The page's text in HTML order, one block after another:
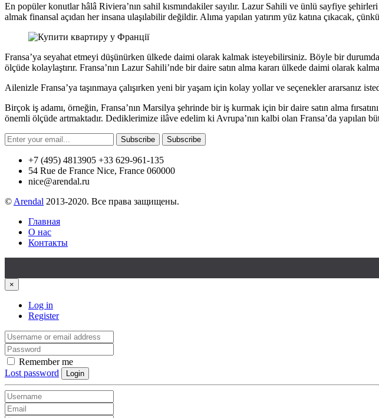
En popüler konutlar hâlâ Riviera’nın sahil kısmındakiler sayılır. Lazur Sahili ve ünlü sayfiye
almak finansal açıdan her insana ulaşılabilir değildir. Alıma yapılan yatırım yüz katına çıkacak,
Fransa’ya seyahat etmeyi düşünürken ülkede daimi olarak kalmak isteyebilirsiniz. Böyle bir
ölçüde kolaylaştırır. Fransa’nın Lazur Sahili’nde bir daire satın alma kararı ülkede daimi olarak
Ailenizle Fransa’ya taşınmaya çalışırken yeni bir yaşam için kolay yollar ve seçenekler
Birçok iş adamı, örneğin, Fransa’nın Marsilya şehrinde bir iş kurmak için bir daire satın alma
önemli ölçüde artmaktadır. Dediklerimize ilâve edelim ki Avrupa’nın kalbi olan Fransa’da yapılan
Subscribe Subscribe
+7 (495) 4813905 +33 629-961-135
54 Rue de France Nice, France 060000
nice@arendal.ru
© Arendal 2013-2020. Все права защищены.
Главная
О нас
Контакты
×
Log in
Register
Remember me
Lost password
Login